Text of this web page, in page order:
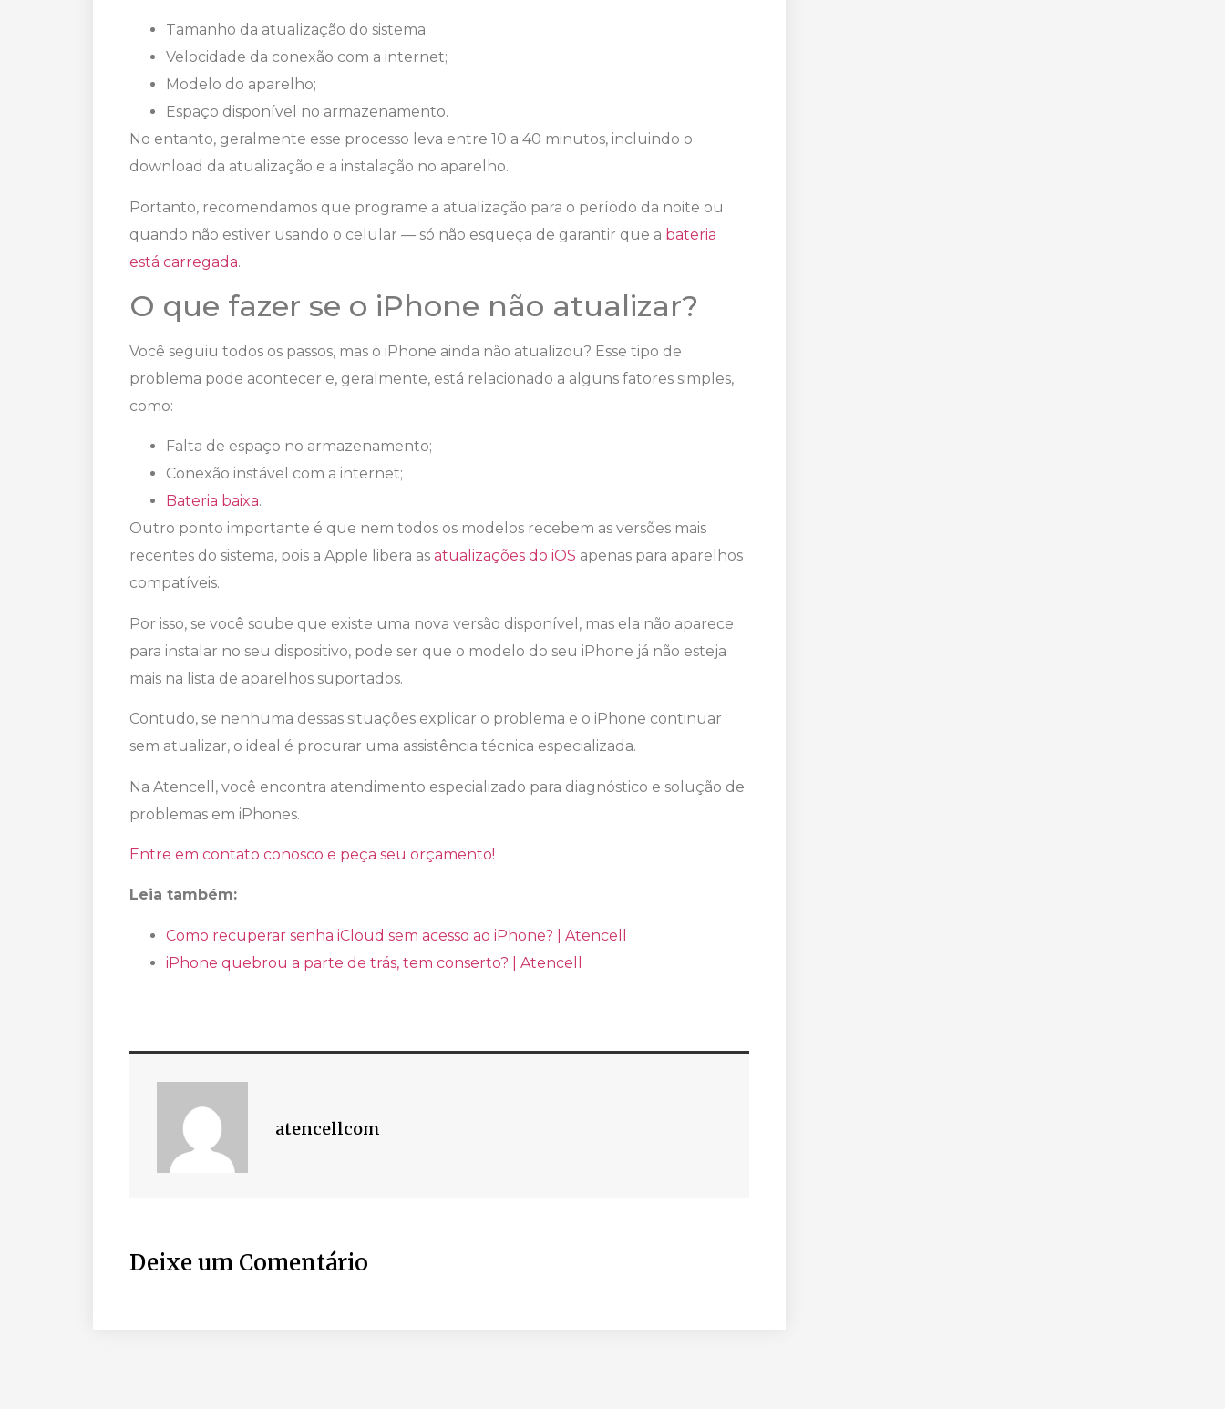
Tamanho da atualização do sistema;
Velocidade da conexão com a internet;
Modelo do aparelho;
Espaço disponível no armazenamento.
No entanto, geralmente esse processo leva entre 10 a 40 minutos, incluindo o
download da atualização e a instalação no aparelho.
Portanto, recomendamos que programe a atualização para o período da noite ou
quando não estiver usando o celular — só não esqueça de garantir que a bateria
está carregada.
O que fazer se o iPhone não atualizar?
Você seguiu todos os passos, mas o iPhone ainda não atualizou? Esse tipo de
problema pode acontecer e, geralmente, está relacionado a alguns fatores simples,
como:
Falta de espaço no armazenamento;
Conexão instável com a internet;
Bateria baixa.
Outro ponto importante é que nem todos os modelos recebem as versões mais
recentes do sistema, pois a Apple libera as atualizações do iOS apenas para aparelhos
compatíveis.
Por isso, se você soube que existe uma nova versão disponível, mas ela não aparece
para instalar no seu dispositivo, pode ser que o modelo do seu iPhone já não esteja
mais na lista de aparelhos suportados.
Contudo, se nenhuma dessas situações explicar o problema e o iPhone continuar
sem atualizar, o ideal é procurar uma assistência técnica especializada.
Na Atencell, você encontra atendimento especializado para diagnóstico e solução de
problemas em iPhones.
Entre em contato conosco e peça seu orçamento!
Leia também:
Como recuperar senha iCloud sem acesso ao iPhone? | Atencell
iPhone quebrou a parte de trás, tem conserto? | Atencell
atencellcom
Deixe um Comentário